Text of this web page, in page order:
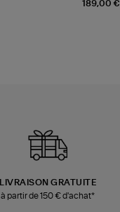
189,00 €
LIVRAISON GRATUITE
à partir de 150 € d'achat*